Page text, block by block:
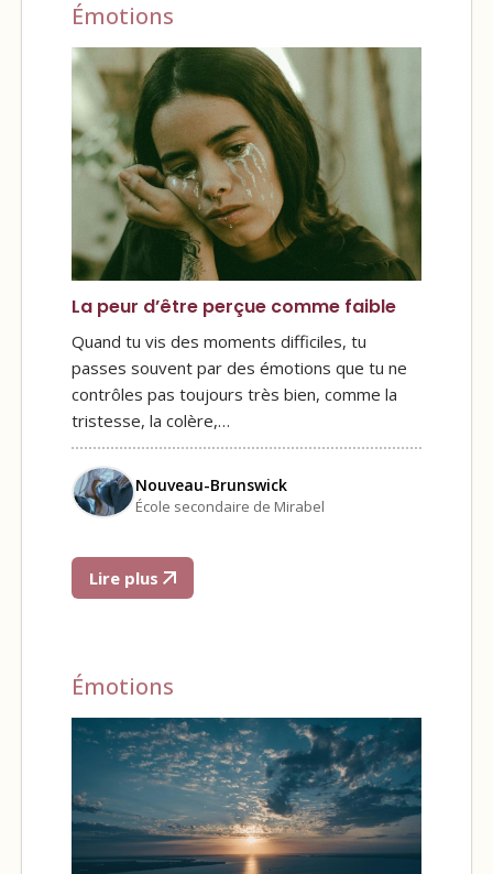
Émotions
La peur d’être perçue comme faible
Quand tu vis des moments difficiles, tu
passes souvent par des émotions que tu ne
contrôles pas toujours très bien, comme la
tristesse, la colère,…
Nouveau-Brunswick
École secondaire de Mirabel
Lire plus
Émotions